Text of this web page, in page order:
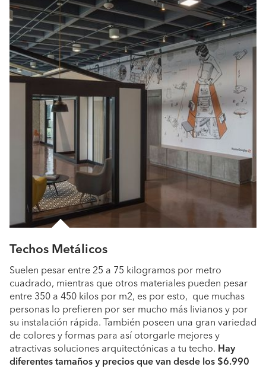
Techos Metálicos
Suelen pesar entre 25 a 75 kilogramos por metro
cuadrado, mientras que otros materiales pueden pesar
entre 350 a 450 kilos por m2, es por esto, que muchas
personas lo prefieren por ser mucho más livianos y por
su instalación rápida. También poseen una gran variedad
de colores y formas para así otorgarle mejores y
atractivas soluciones arquitectónicas a tu techo. Hay
diferentes tamaños y precios que van desde los $6.990